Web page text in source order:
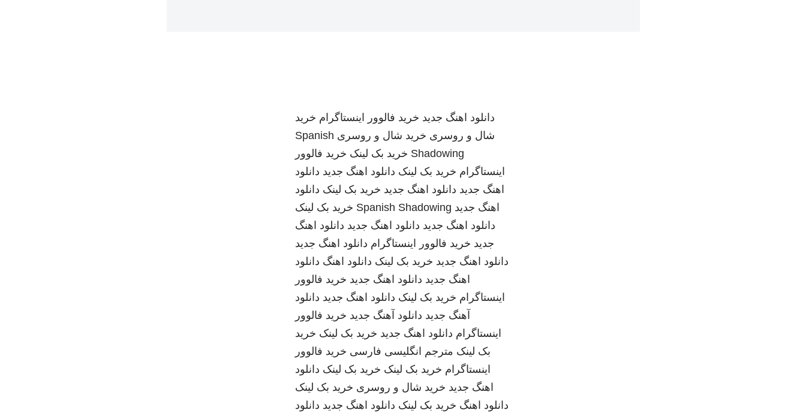
دانلود اهنگ جدید خرید فالوور اینستاگرام خرید
شال و روسری خرید شال و روسری Spanish
Shadowing خرید بک لینک خرید فالوور
اینستاگرام خرید بک لینک دانلود اهنگ جدید دانلود
اهنگ جدید دانلود اهنگ جدید خرید بک لینک دانلود
اهنگ جدید Spanish Shadowing خرید بک لینک
دانلود اهنگ جدید دانلود اهنگ جدید دانلود اهنگ
جدید خرید فالوور اینستاگرام دانلود اهنگ جدید
دانلود اهنگ جدید خرید بک لینک دانلود اهنگ دانلود
اهنگ جدید دانلود اهنگ جدید خرید فالوور
اینستاگرام خرید بک لینک دانلود اهنگ جدید دانلود
آهنگ جدید دانلود آهنگ جدید خرید فالوور
اینستاگرام دانلود اهنگ جدید خرید بک لینک خرید
بک لینک مترجم انگلیسی فارسی خرید فالوور
اینستاگرام خرید بک لینک خرید بک لینک دانلود
اهنگ جدید خرید شال و روسری خرید بک لینک
دانلود اهنگ خرید بک لینک دانلود اهنگ جدید دانلود